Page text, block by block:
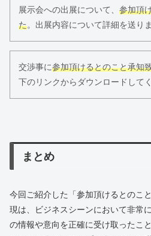
展示会への出展について、 参加頂
た。出展内容について詳細を送りま
交渉事に参加頂けるとのこと承知
下のリンクからダウンロードして
まとめ
今回ご紹介した「参加頂けるとのこ
現は、ビジネスシーンにおいて非常
の情報や意向を正確に受け取ったこ